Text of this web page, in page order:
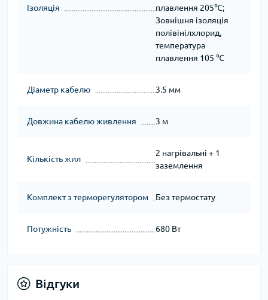
Ізоляція
плавлення 205℃;
Зовнішня ізоляція
полівінілхлорид,
температура
плавлення 105 ℃
Діаметр кабелю 3.5 мм
Довжина кабелю живлення 3 м
Кількість жил
2 нагрівальні + 1
заземлення
Комплект з терморегулятором Без термостату
Потужність 680 Вт
Відгуки